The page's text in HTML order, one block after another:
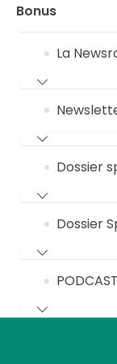
Bonus
La
Dossier
Dossier
PODCAST